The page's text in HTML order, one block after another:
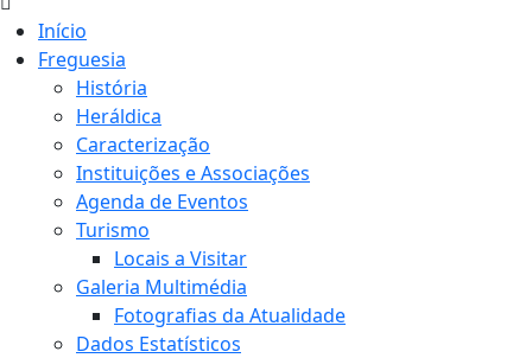
Início
Freguesia
História
Heráldica
Caracterização
Instituições e Associações
Agenda de Eventos
Turismo
Locais a Visitar
Galeria Multimédia
Fotografias da Atualidade
Dados Estatísticos